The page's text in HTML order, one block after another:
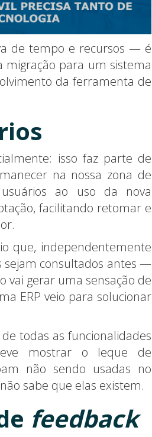
de tempo e recursos — é
migração para um sistema
da ferramenta de
isso faz parte de
na nossa zona de
ao uso da nova
facilitando retomar e
que, independentemente
sejam consultados antes —
vai gerar uma sensação de
ERP veio para solucionar
todas as funcionalidades
mostrar o leque de
não sendo usadas no
sabe que elas existem.
feedback